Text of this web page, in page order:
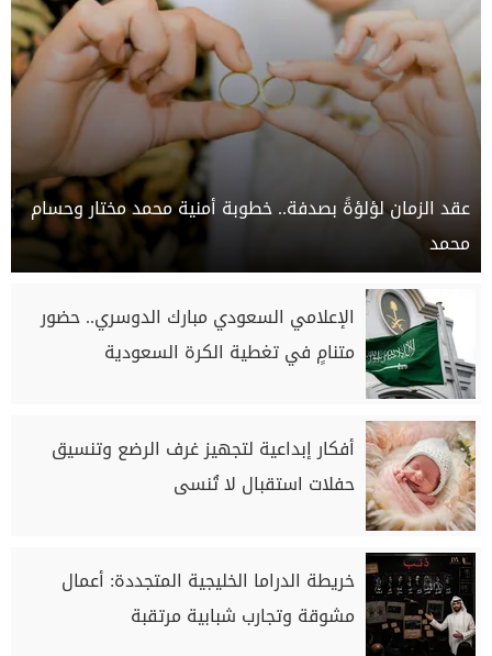
عقد الزمان لؤلؤةً بصدفة.. خطوبة أمنية محمد مختار وحسام
محمد
الإعلامي السعودي مبارك الدوسري.. حضور
متنامٍ في تغطية الكرة السعودية
أفكار إبداعية لتجهيز غرف الرضع وتنسيق
حفلات استقبال لا تُنسى
خريطة الدراما الخليجية المتجددة: أعمال
مشوقة وتجارب شبابية مرتقبة